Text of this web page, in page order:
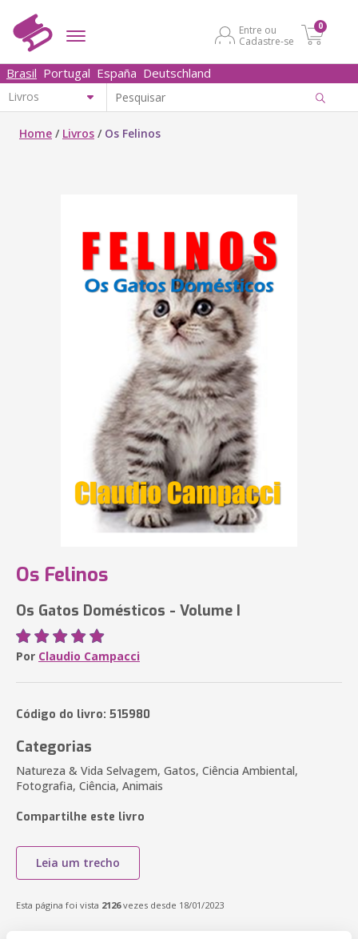
Entre ou
Cadastre-se
0
Brasil Portugal España Deutschland
Home / Livros / Os Felinos
Os Felinos
Os Gatos Domésticos - Volume I
Por Claudio Campacci
Código do livro: 515980
Categorias
Natureza & Vida Selvagem, Gatos, Ciência Ambiental,
Fotografia, Ciência, Animais
Compartilhe este livro
Leia um trecho
Esta página foi vista 2126vezes desde 18/01/2023